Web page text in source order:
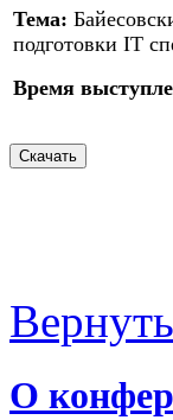
Тема:
подготовки IT
Время
О